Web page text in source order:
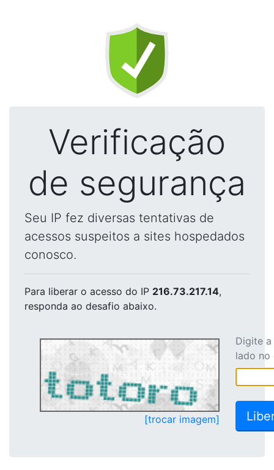
Verificação
de segurança
Seu IP fez diversas tentativas de
acessos suspeitos a sites hospedados
conosco.
Para liberar o acesso do IP 216.73.217.14,
responda ao desafio abaixo.
[trocar imagem]
Digite
lado no